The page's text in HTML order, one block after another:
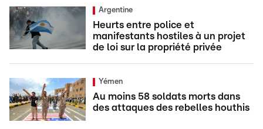
Argentine
Heurts entre police et
manifestants hostiles à un projet
de loi sur la propriété privée
Yémen
Au moins 58 soldats morts dans
des attaques des rebelles houthis